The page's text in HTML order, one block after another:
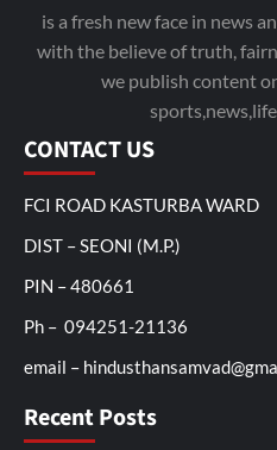
is a fresh new face in news
with the believe of truth,
we publish content
CONTACT US
FCI ROAD KASTURBA WARD
DIST – SEONI (M.P.)
PIN – 480661
Ph – 094251-21136
email –
Recent Posts